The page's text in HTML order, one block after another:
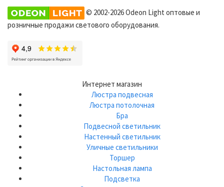
© 2002-2026 Odeon Light оптовые и
розничные продажи светового оборудования.
Интернет магазин
Люстра подвесная
Люстра потолочная
Бра
Подвесной светильник
Настенный светильник
Уличные светильники
Торшер
Настольная лампа
Подсветка